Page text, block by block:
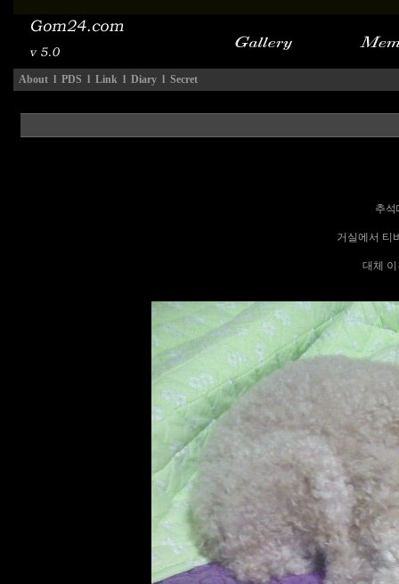
About l PDS l Link l Diary l Secret
추
거실에서 티
대체